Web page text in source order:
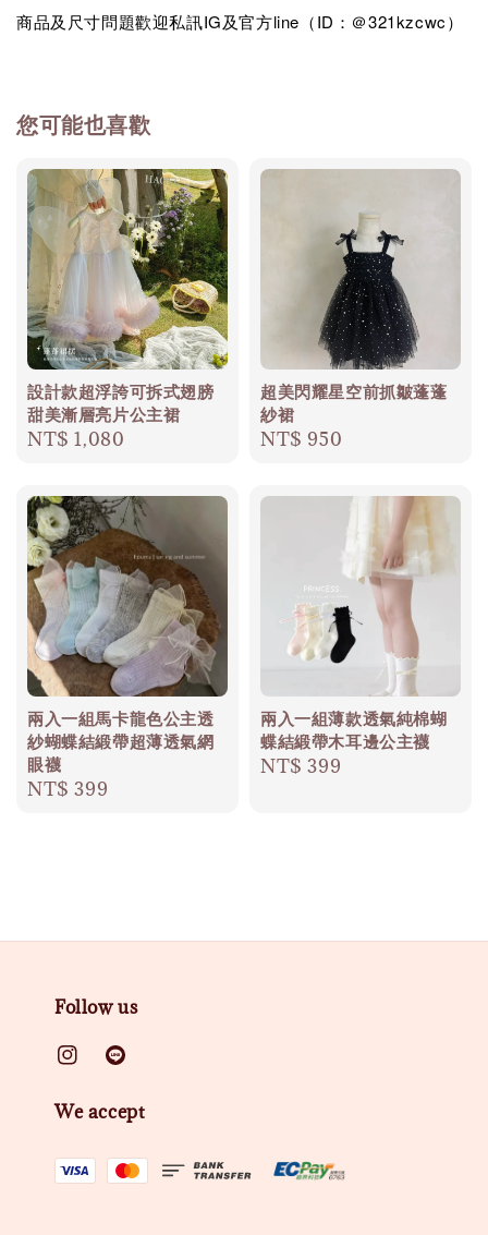
商品及尺寸問題歡迎私訊IG及官方line（ID：＠321kzcwc）
您可能也喜歡
設計款超浮誇可拆式翅膀
甜美漸層亮片公主裙
Regular
NT$ 1,080
超美閃耀星空前抓皺蓬蓬
紗裙
Regular
NT$ 950
兩入一組馬卡龍色公主透
紗蝴蝶結緞帶超薄透氣網
眼襪
Regular
NT$ 399
兩入一組薄款透氣純棉蝴
蝶結緞帶木耳邊公主襪
Regular
NT$ 399
Follow us
We accept